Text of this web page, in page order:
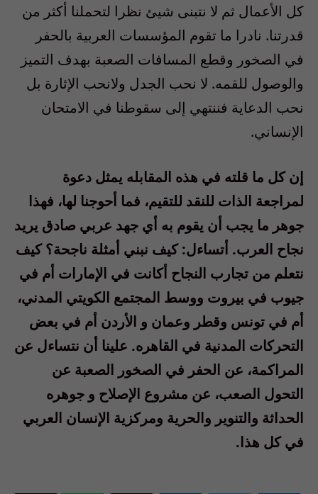
كل الأعمال ثم لا نتبنى شيئ نظرا لتحملنا أكثر من
قدرتنا. نادرا ما تقوم المؤسسات العربية بالحفر
في الصخور وقطع المسافات الصعبة بهدف التميز
والوصول للقمه. لا نحب الجدل ولانحب الإثارة بل
نحب الدعاية فننتهي إلى سقوطنا في الامتحان
الإنساني.
إن كل ما قلته في هذه المقابله يمثل دعوة
لمراجعة الذات للنقد للتقيم، فما أحوجنا لها، فهذا
جوهر ما يجب أن يقوم به أي جهد عربي صادق يريد
نجاح العرب. أتساءل: كيف نبني أمثلة ناجحة؟ كيف
نتعلم من تجارب النجاح أكانت في الإمارات أم في
جيوب في بيروت ووسط المجتمع الكويتي المدني،
أم في تونس وقطر وعمان و الأردن أم في بعض
التحركات المدنية في القاهره. علينا أن نتساءل عن
المراكمة، عن الحفر في الصخور الصعبة عن
التحول الصعب، عن مشروع الإصلاح و جوهره
الحداثة والتنوير والحرية ومركزية الإنسان العربي
في كل هذا.